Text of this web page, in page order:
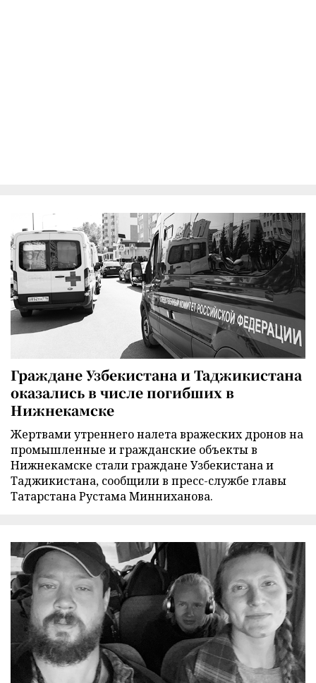
Граждане Узбекистана и Таджикистана
оказались в числе погибших в
Нижнекамске
Жертвами утреннего налета вражеских дронов на
промышленные и гражданские объекты в
Нижнекамске стали граждане Узбекистана и
Таджикистана, сообщили в пресс-службе главы
Татарстана Рустама Минниханова.